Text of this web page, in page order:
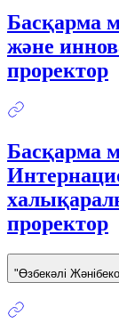
Басқарма
және
проректор
Басқарма
проректор
"Өзбекәлі